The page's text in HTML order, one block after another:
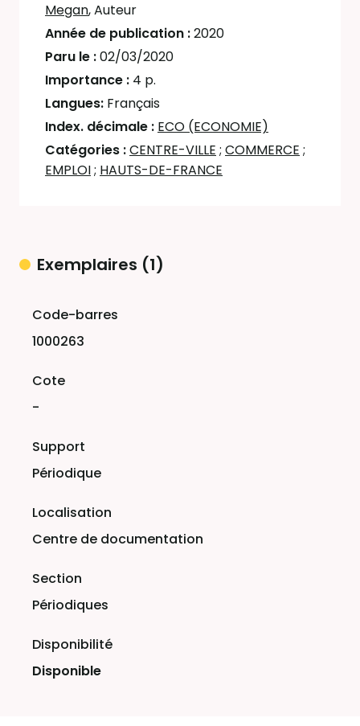
Megan, Auteur
Année de publication :2020
Paru le :02/03/2020
Importance : 4 p.
Langues: Français
Index. décimale : ECO (ECONOMIE)
Catégories :CENTRE-VILLE ; COMMERCE ;
EMPLOI; HAUTS-DE-FRANCE
Exemplaires (1)
1000263
-
Périodique
Centre de documentation
Périodiques
Disponible